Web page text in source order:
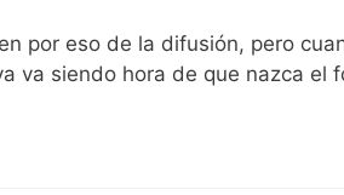
por eso de la difusión, pero
va siendo hora de que nazca el